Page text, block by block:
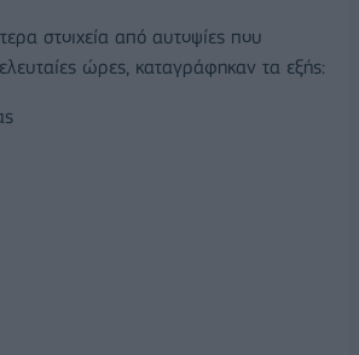
στοιχεία από αυτοψίες που
ώρες, καταγράφηκαν τα εξής: